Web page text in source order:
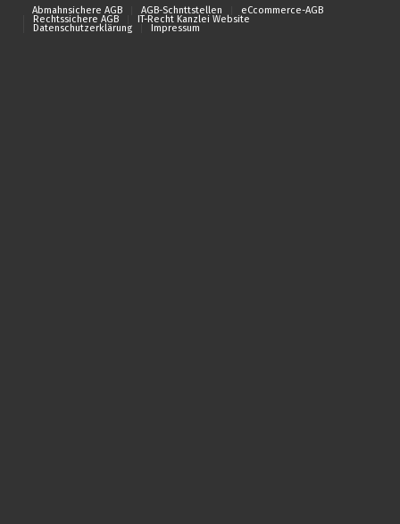
Abmahnsichere AGB
AGB-Schnttstellen eCcommerce-AGB
Rechtssichere AGB IT-Recht Kanzlei Website
Datenschutzerklärung Impressum